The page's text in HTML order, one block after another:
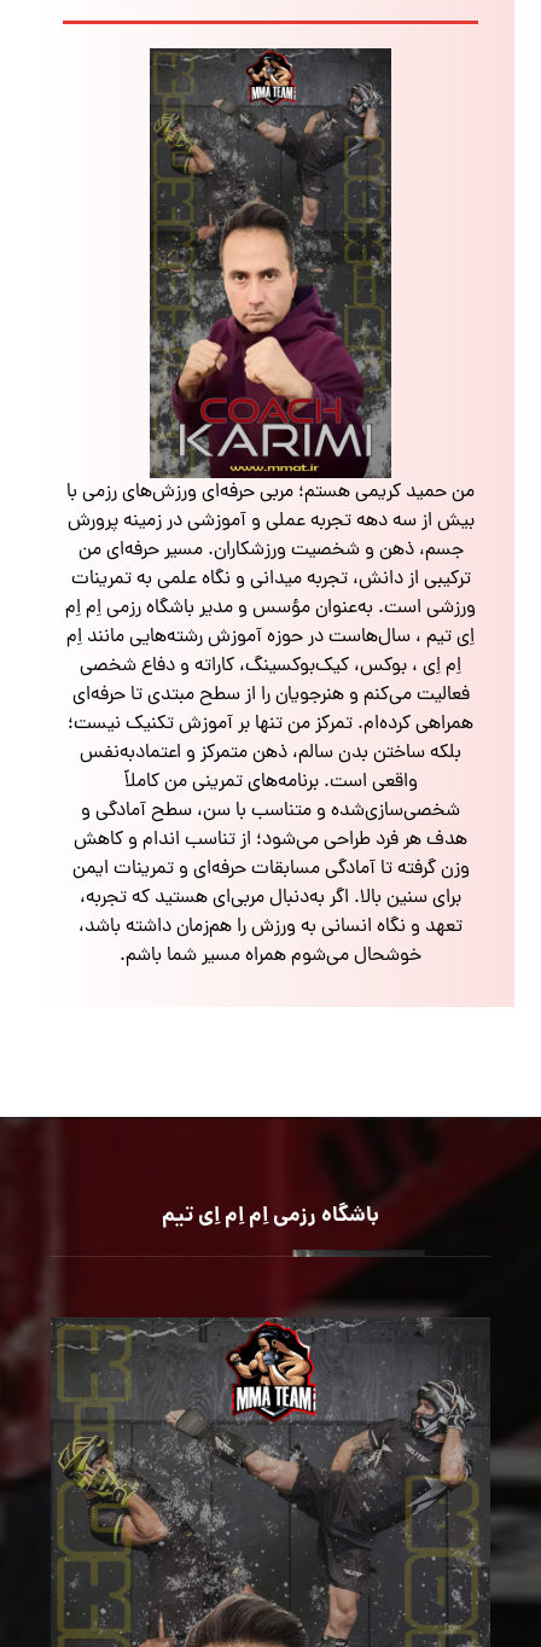
من حمید کریمی هستم؛ مربی حرفه‌ای ورزش‌های رزمی با
بیش از سه دهه تجربه عملی و آموزشی در زمینه پرورش
جسم، ذهن و شخصیت ورزشکاران. مسیر حرفه‌ای من
ترکیبی از دانش، تجربه میدانی و نگاه علمی به تمرینات
ورزشی است. به‌عنوان مؤسس و مدیر باشگاه رزمی اِم اِم
اِی تیم ، سال‌هاست در حوزه آموزش رشته‌هایی مانند اِم
اِم اِی ، بوکس، کیک‌بوکسینگ، کاراته و دفاع شخصی
فعالیت می‌کنم و هنرجویان را از سطح مبتدی تا حرفه‌ای
همراهی کرده‌ام. تمرکز من تنها بر آموزش تکنیک نیست؛
بلکه ساختن بدن سالم، ذهن متمرکز و اعتمادبه‌نفس
واقعی است. برنامه‌های تمرینی من کاملاً
شخصی‌سازی‌شده و متناسب با سن، سطح آمادگی و
هدف هر فرد طراحی می‌شود؛ از تناسب اندام و کاهش
وزن گرفته تا آمادگی مسابقات حرفه‌ای و تمرینات ایمن
برای سنین بالا. اگر به‌دنبال مربی‌ای هستید که تجربه،
تعهد و نگاه انسانی به ورزش را هم‌زمان داشته باشد،
خوشحال می‌شوم همراه مسیر شما باشم.
باشگاه رزمی اِم اِم اِی تیم